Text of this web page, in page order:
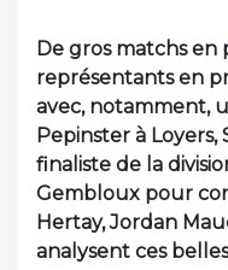
De gros matchs
représentants en
avec, notamment,
Pepinster à
finaliste de la
Gembloux pour
Hertay, Jordan
analysent ces